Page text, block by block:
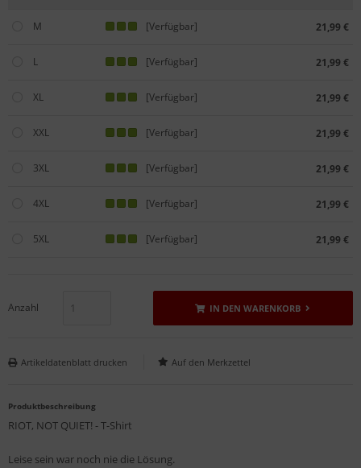
M [Verfügbar] 21,99 €
L [Verfügbar] 21,99 €
XL [Verfügbar] 21,99 €
XXL [Verfügbar] 21,99 €
3XL [Verfügbar] 21,99 €
4XL [Verfügbar] 21,99 €
5XL [Verfügbar] 21,99 €
Anzahl IN DEN WARENKORB
Artikeldatenblatt drucken
Produktbeschreibung
RIOT, NOT QUIET! - T-Shirt
Leise sein war noch nie die Lösung.